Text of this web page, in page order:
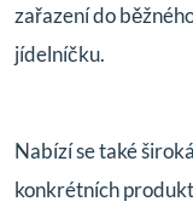
zařazení do
jídelníčku.
Nabízí se také
konkrétních